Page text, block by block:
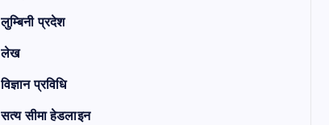
लुम्बिनी प्रदेश
लेख
विज्ञान प्रविधि
सत्य सीमा हेडलाइन